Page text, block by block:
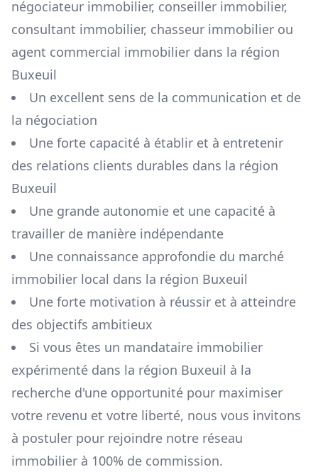
négociateur immobilier, conseiller immobilier,
consultant immobilier, chasseur immobilier ou
agent commercial immobilier dans la région
Buxeuil
Un excellent sens de la communication et de
la négociation
Une forte capacité à établir et à entretenir
des relations clients durables dans la région
Buxeuil
Une grande autonomie et une capacité à
travailler de manière indépendante
Une connaissance approfondie du marché
immobilier local dans la région Buxeuil
Une forte motivation à réussir et à atteindre
des objectifs ambitieux
Si vous êtes un mandataire immobilier
expérimenté dans la région Buxeuil à la
recherche d'une opportunité pour maximiser
votre revenu et votre liberté, nous vous invitons
à postuler pour rejoindre notre réseau
immobilier à 100% de commission.